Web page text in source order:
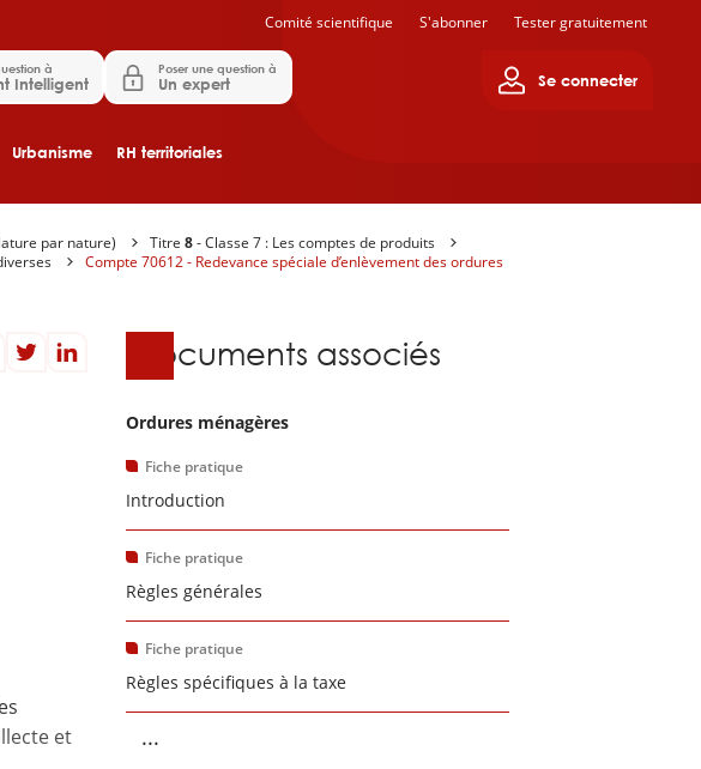
principal
Urbanisme RH territoriales
à
Intelligent
Poser une question à
Un expert Se connecter
Comité scientifique S'abonner Tester gratuitement
par nature) Titre 8- Classe 7 : Les comptes de produits
Compte 70612 - Redevance spéciale d’enlèvement des ordures
et
Documents associés
Ordures ménagères
Fiche pratique
Introduction
Fiche pratique
Règles générales
Fiche pratique
Règles spécifiques à la taxe
...